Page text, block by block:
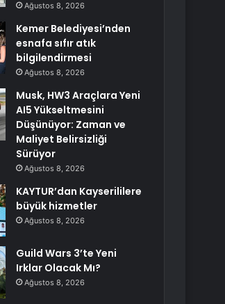
Ağustos 8, 2026
Kemer Belediyesi’nden
esnafa sıfır atık
bilgilendirmesi
Ağustos 8, 2026
Musk, HW3 Araçlara Yeni
AI5 Yükseltmesini
Düşünüyor: Zaman ve
Maliyet Belirsizliği
Sürüyor
Ağustos 8, 2026
KAYTUR’dan Kayserililere
büyük hizmetler
Ağustos 8, 2026
Guild Wars 3’te Yeni
Irklar Olacak Mı?
Ağustos 8, 2026